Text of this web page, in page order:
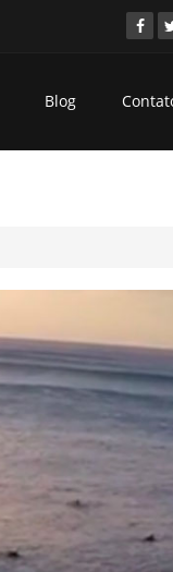
Blog